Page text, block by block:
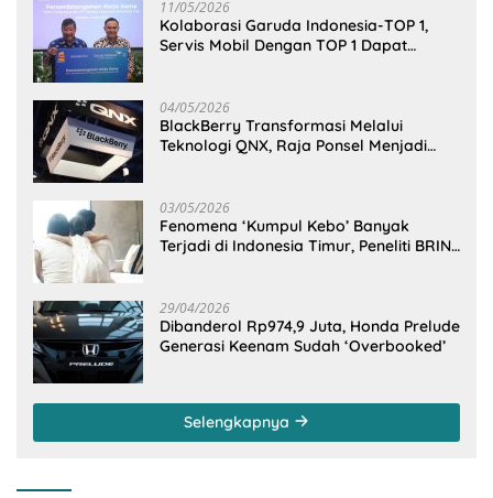
11/05/2026
Kolaborasi Garuda Indonesia-TOP 1,
Servis Mobil Dengan TOP 1 Dapat
04/05/2026
BlackBerry Transformasi Melalui
Teknologi QNX, Raja Ponsel Menjadi
03/05/2026
Fenomena ‘Kumpul Kebo’ Banyak
Terjadi di Indonesia Timur, Peneliti BRIN
29/04/2026
Dibanderol Rp974,9 Juta, Honda Prelude
Generasi Keenam Sudah ‘Overbooked’
Selengkapnya